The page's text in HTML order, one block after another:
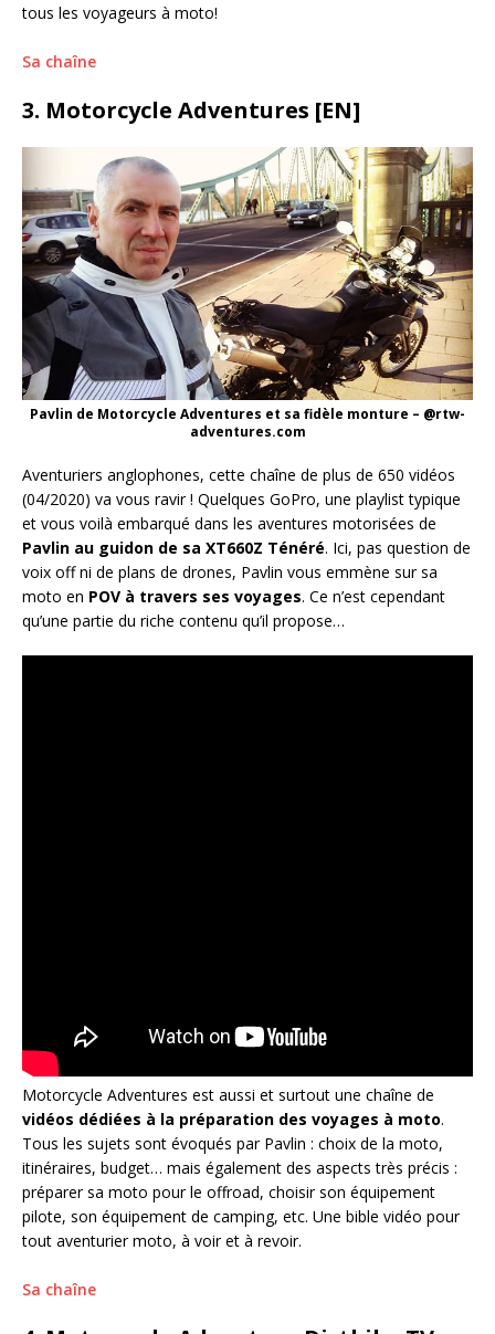
tous les voyageurs à moto!
Sa chaîne
3. Motorcycle Adventures [EN]
Pavlin de Motorcycle Adventures et sa fidèle monture – @rtw-
adventures.com
Aventuriers anglophones, cette chaîne de plus de 650 vidéos
(04/2020) va vous ravir ! Quelques GoPro, une playlist typique
et vous voilà embarqué dans les aventures motorisées de
Pavlin au guidon de sa XT660Z Ténéré. Ici, pas question de
voix off ni de plans de drones, Pavlin vous emmène sur sa
moto en POV à travers ses voyages. Ce n’est cependant
qu’une partie du riche contenu qu’il propose…
Motorcycle Adventures est aussi et surtout une chaîne de
vidéos dédiées à la préparation des voyages à moto.
Tous les sujets sont évoqués par Pavlin : choix de la moto,
itinéraires, budget… mais également des aspects très précis :
préparer sa moto pour le offroad, choisir son équipement
pilote, son équipement de camping, etc. Une bible vidéo pour
tout aventurier moto, à voir et à revoir.
Sa chaîne